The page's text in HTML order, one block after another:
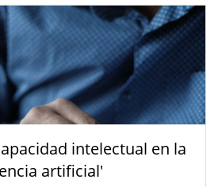
intelectual en la
artificial'